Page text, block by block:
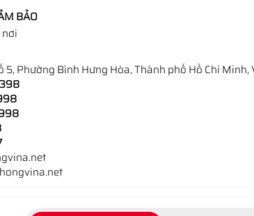
BẢO
Phường Bình Hưng Hòa, Thành phố Hồ Chí Minh,